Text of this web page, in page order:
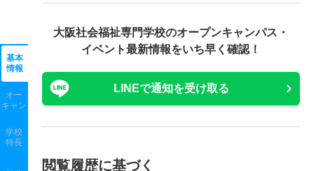
基本
情報
オー
キャン
学校
特長
大阪社会福祉専門学校のオープンキャンパス・
イベント最新情報をいち早く確認！
LINEで通知を受け取る
閲覧履歴に基づく